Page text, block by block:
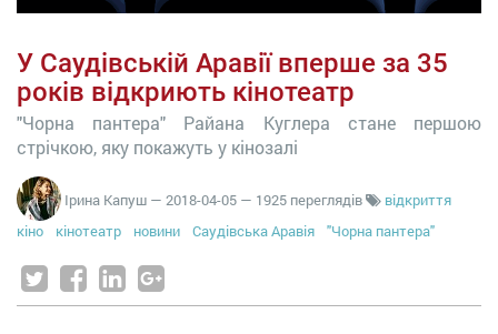
У Саудівській Аравії вперше за 35
років відкриють кінотеатр
"Чорна пантера" Райана Куглера стане першою
стрічкою, яку покажуть у кінозалі
Ірина Капуш — 2018-04-05 — 1925 переглядів
відкриття
кіно
кінотеатр новини Саудівська Аравія "Чорна пантера"